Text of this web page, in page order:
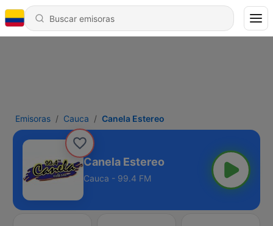
Emisoras Cauca Canela Estereo
Canela Estereo
Cauca - 99.4 FM